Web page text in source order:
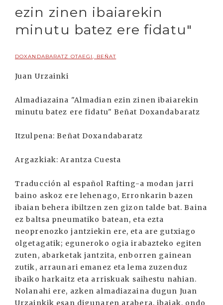
ezin zinen ibaiarekin
minutu batez ere fidatu"
DOXANDABARATZ OTAEGI, BEÑAT
Juan Urzainki
Almadiazaina "Almadian ezin zinen ibaiarekin
minutu batez ere fidatu" Beñat Doxandabaratz
Itzulpena: Beñat Doxandabaratz
Argazkiak: Arantza Cuesta
Traducción al español Rafting-a modan jarri
baino askoz ere lehenago, Erronkarin bazen
ibaian behera ibiltzen zen gizon talde bat. Baina
ez baltsa pneumatiko batean, eta ezta
neoprenozko jantziekin ere, eta are gutxiago
olgetagatik; eguneroko ogia irabazteko egiten
zuten, abarketak jantzita, enborren gainean
zutik, arraunari emanez eta lema zuzenduz
ibaiko harkaitz eta arriskuak saihestu nahian.
Nolanahi ere, azken almadiazaina dugun Juan
Urzainkik esan digunaren arabera, ibaiak, ondo